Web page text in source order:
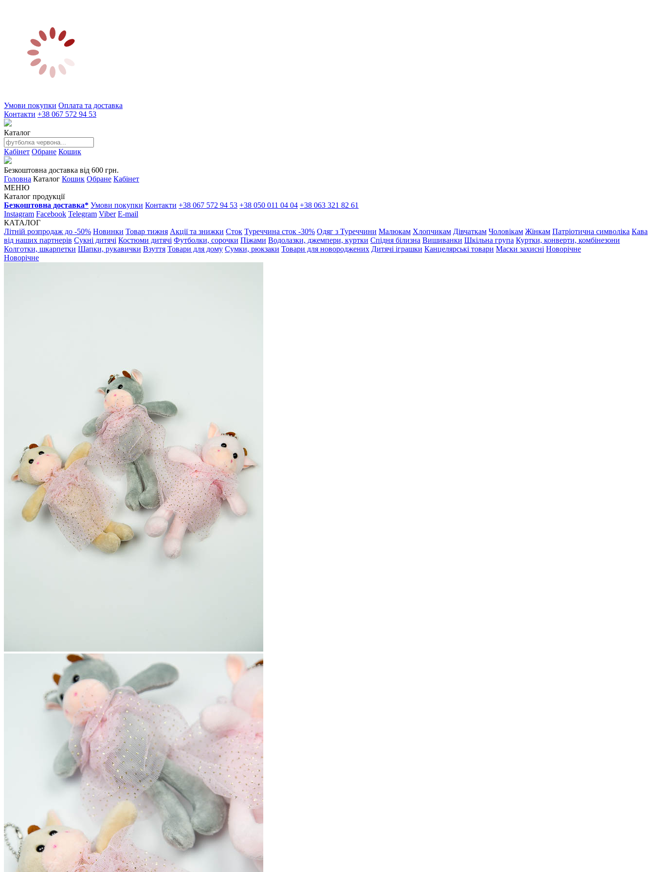
Умови покупки Оплата та доставка
Контакти +38 067 572 94 53
Каталог
Кабінет Обране Кошик
Безкоштовна доставка від 600 грн.
Головна Каталог Кошик Обране Кабінет
МЕНЮ
Каталог продукції
Безкоштовна доставка* Умови покупки Контакти +38 067 572 94 53 +38 050 011 04 04 +38 063 321 82 61
Instagram Facebook Telegram Viber E-mail
КАТАЛОГ
Літній розпродаж до -50% Новинки Товар тижня Акції та знижки Сток Туреччина сток -30% Одяг з Туреччини Малюкам Хлопчикам Дівчаткам Чоловікам Жінкам Патріотична символіка Кава
від наших партнерів Сукні дитячі Костюми дитячі Футболки, сорочки Піжами Водолазки, джемпери, куртки Спідня білизна Вишиванки Шкільна група Куртки, конверти, комбінезони
Колготки, шкарпетки Шапки, рукавички Взуття Товари для дому Сумки, рюкзаки Товари для новороджених Дитячі іграшки Канцелярські товари Маски захисні Новорічне
Новорічне